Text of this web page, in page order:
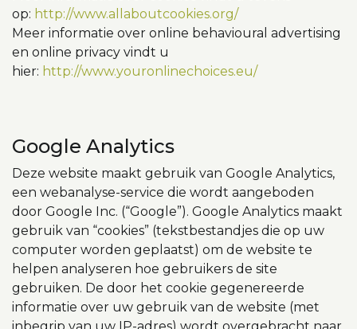
op: http://www.allaboutcookies.org/
Meer informatie over online behavioural advertising
en online privacy vindt u
hier: http://www.youronlinechoices.eu/
Google Analytics
Deze website maakt gebruik van Google Analytics,
een webanalyse-service die wordt aangeboden
door Google Inc. (“Google”). Google Analytics maakt
gebruik van “cookies” (tekstbestandjes die op uw
computer worden geplaatst) om de website te
helpen analyseren hoe gebruikers de site
gebruiken. De door het cookie gegenereerde
informatie over uw gebruik van de website (met